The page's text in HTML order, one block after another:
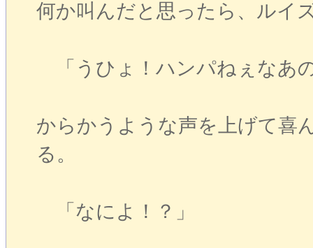
何か叫んだと思ったら、ルイ
「うひょ！ハンパねぇなあ
からかうような声を上げて喜
る。
「なによ！？」